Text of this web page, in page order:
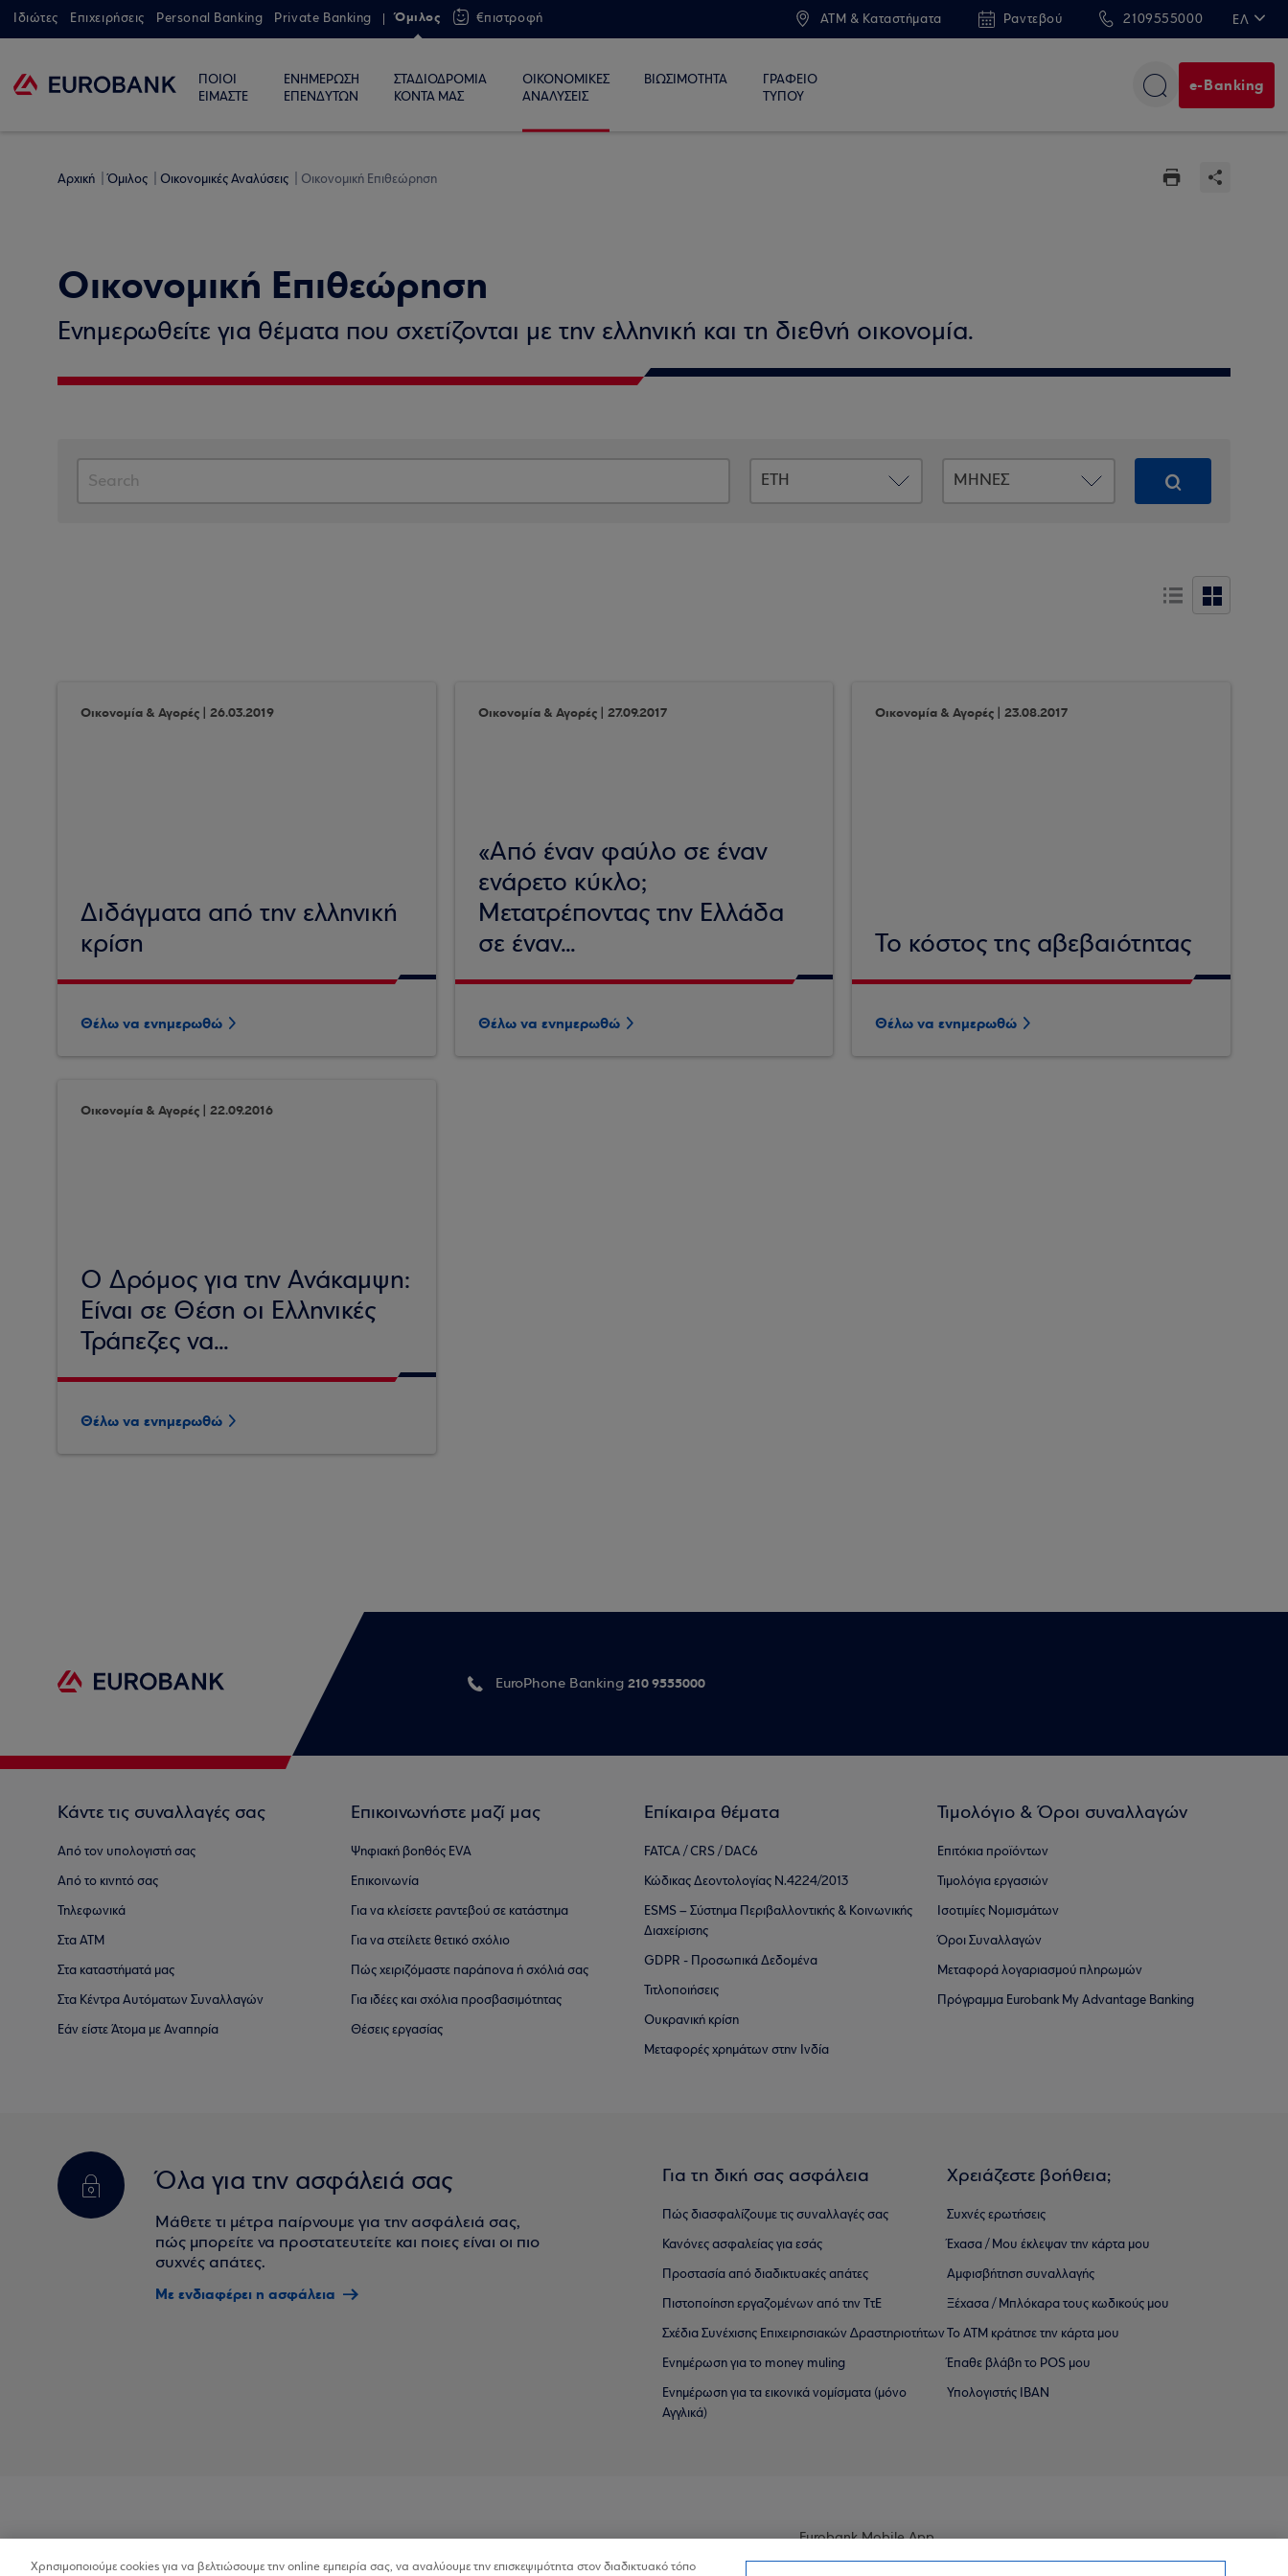
Ιδιώτες Επιχειρήσεις Personal Banking Private Banking Όμιλος €πιστροφή ATM & Καταστήματα Ραντεβού 2109555000 ΕΛ
ΠΟΙΟΙ
ΕΙΜΑΣΤΕ
ΕΝΗΜΕΡΩΣΗ
ΕΠΕΝΔΥΤΩΝ
ΣΤΑΔΙΟΔΡΟΜΙΑ
ΚΟΝΤΑ ΜΑΣ
ΟΙΚΟΝΟΜΙΚΕΣ
ΑΝΑΛΥΣΕΙΣ
ΒΙΩΣΙΜΟΤΗΤΑ
ΓΡΑΦΕΙΟ
ΤΥΠΟΥ
e-Banking
Αρχική Όμιλος Οικονομικές Αναλύσεις Οικονομική Επιθεώρηση
Οικονομική Επιθεώρηση
Ενημερωθείτε για θέματα που σχετίζονται με την ελληνική και τη διεθνή οικονομία.
Οικονομία & Αγορές | 26.03.2019
Διδάγματα από την ελληνική
κρίση
Θέλω να ενημερωθώ
Οικονομία & Αγορές | 27.09.2017
«Από έναν φαύλο σε έναν
ενάρετο κύκλο;
Μετατρέποντας την Ελλάδα
σε έναν...
Θέλω να ενημερωθώ
Οικονομία & Αγορές | 23.08.2017
Το κόστος της αβεβαιότητας
Θέλω να ενημερωθώ
Οικονομία & Αγορές | 22.09.2016
Ο Δρόμος για την Ανάκαμψη:
Είναι σε Θέση οι Ελληνικές
Τράπεζες να...
Θέλω να ενημερωθώ
EuroPhone Banking 210 9555000
Κάντε τις συναλλαγές σας
Από τον υπολογιστή σας
Από το κινητό σας
Τηλεφωνικά
Στα ΑΤΜ
Στα καταστήματά μας
Στα Κέντρα Αυτόματων Συναλλαγών
Εάν είστε Άτομα με Αναπηρία
Επικοινωνήστε μαζί μας
Ψηφιακή βοηθός EVA
Επικοινωνία
Για να κλείσετε ραντεβού σε κατάστημα
Για να στείλετε θετικό σχόλιο
Πώς χειριζόμαστε παράπονα ή σχόλιά σας
Για ιδέες και σχόλια προσβασιμότητας
Θέσεις εργασίας
Επίκαιρα θέματα
FATCA / CRS / DAC6
Κώδικας Δεοντολογίας Ν.4224/2013
ESMS – Σύστημα Περιβαλλοντικής & Κοινωνικής
Διαχείρισης
GDPR - Προσωπικά Δεδομένα
Τιτλοποιήσεις
Ουκρανική κρίση
Μεταφορές χρημάτων στην Ινδία
Τιμολόγιο & Όροι συναλλαγών
Επιτόκια προϊόντων
Τιμολόγια εργασιών
Ισοτιμίες Νομισμάτων
Όροι Συναλλαγών
Μεταφορά λογαριασμού πληρωμών
Πρόγραμμα Eurobank My Advantage Banking
Όλα για την ασφάλειά σας
Μάθετε τι μέτρα παίρνουμε για την ασφάλειά σας,
πώς μπορείτε να προστατευτείτε και ποιες είναι οι πιο
συχνές απάτες.
Με ενδιαφέρει η ασφάλεια
Για τη δική σας ασφάλεια
Πώς διασφαλίζουμε τις συναλλαγές σας
Κανόνες ασφαλείας για εσάς
Προστασία από διαδικτυακές απάτες
Πιστοποίηση εργαζομένων από την ΤτΕ
Σχέδια Συνέχισης Επιχειρησιακών ∆ραστηριοτήτων
Ενημέρωση για το money muling
Ενημέρωση για τα εικονικά νομίσματα (μόνο
Αγγλικά)
Χρειάζεστε βοήθεια;
Συχνές ερωτήσεις
Έχασα / Μου έκλεψαν την κάρτα μου
Αμφισβήτηση συναλλαγής
Ξέχασα / Μπλόκαρα τους κωδικούς μου
Το ΑΤΜ κράτησε την κάρτα μου
Έπαθε βλάβη το POS μου
Υπολογιστής IBAN
Eurobank Mobile App
Χρησιμοποιούμε cookies για να βελτιώσουμε την online εμπειρία σας, να αναλύουμε την επισκεψιμότητα στον διαδικτυακό τόπο